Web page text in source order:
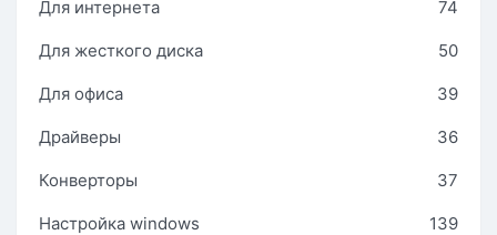
Для интернета 74
Для жесткого диска 50
Для офиса 39
Драйверы 36
Конверторы 37
Настройка windows 139